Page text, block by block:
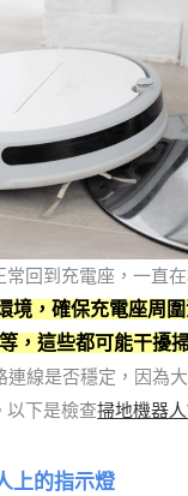
常回到充電座，一直
境，確保充電座周
，這些都可能干擾
連線是否穩定，因為
以下是檢查掃地機器
上的指示燈